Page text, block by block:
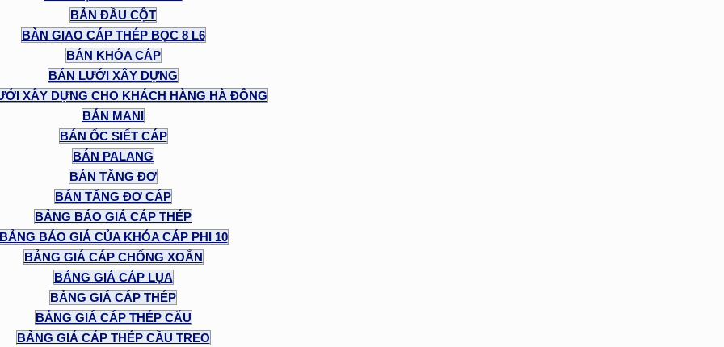
BẢN ĐẦU CỘT
BÀN GIAO CÁP THÉP BỌC 8 L6
BÁN KHÓA CÁP
BÁN LƯỚI XÂY DỰNG
XÂY DỰNG CHO KHÁCH HÀNG HÀ ĐÔNG
BÁN MANI
BÁN ỐC SIẾT CÁP
BÁN PALANG
BÁN TĂNG ĐƠ
BÁN TĂNG ĐƠ CÁP
BẢNG BÁO GIÁ CÁP THÉP
BẢNG BÁO GIÁ CỦA KHÓA CÁP PHI 10
BẢNG GIÁ CÁP CHỐNG XOẮN
BẢNG GIÁ CÁP LỤA
BẢNG GIÁ CÁP THÉP
BẢNG GIÁ CÁP THÉP CẨU
BẢNG GIÁ CÁP THÉP CẦU TREO